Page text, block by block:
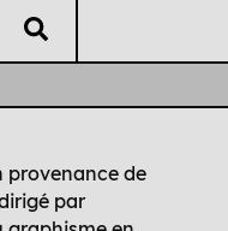
Véritable Listing U
Auteur·es
B
provenance de
par